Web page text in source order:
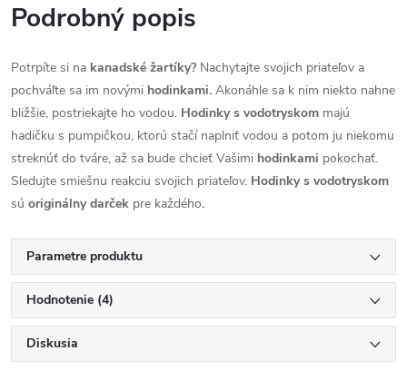
Podrobný popis
Potrpíte si na kanadské žartíky?Nachytajte svojich priateľov a
pochváľte sa im novými hodinkami. Akonáhle sa k nim niekto nahne
bližšie, postriekajte ho vodou. Hodinky s vodotryskom majú
hadičku s pumpičkou, ktorú stačí naplniť vodou a potom ju niekomu
streknúť do tváre, až sa bude chcieť Vašimi hodinkami pokochať.
Sledujte smiešnu reakciu svojich priateľov. Hodinky s vodotryskom
sú originálny darček pre každého.
Parametre produktu
Hodnotenie (4)
Diskusia